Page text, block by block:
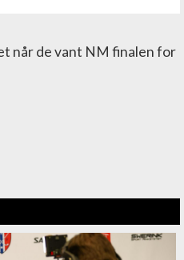
når de vant NM finalen for